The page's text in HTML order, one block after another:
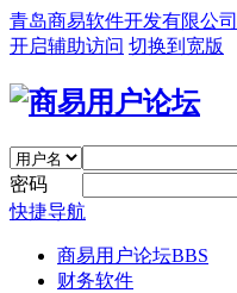
青岛商易软件开发有限公司
开启辅助访问 切换到宽版
密码
快捷导航
商易用户论坛BBS
财务软件